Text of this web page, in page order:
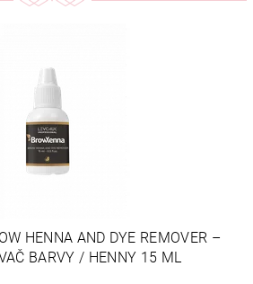
HENNA AND DYE REMOVER –
BARVY / HENNY 15 ML